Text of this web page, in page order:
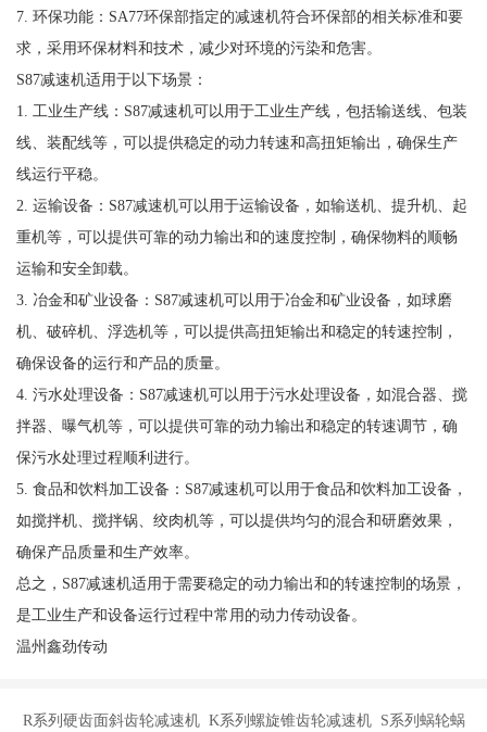
7. 环保功能：SA77环保部指定的减速机符合环保部的相关标准和要
求，采用环保材料和技术，减少对环境的污染和危害。
S87减速机适用于以下场景：
1. 工业生产线：S87减速机可以用于工业生产线，包括输送线、包装
线、装配线等，可以提供稳定的动力转速和高扭矩输出，确保生产
线运行平稳。
2. 运输设备：S87减速机可以用于运输设备，如输送机、提升机、起
重机等，可以提供可靠的动力输出和的速度控制，确保物料的顺畅
运输和安全卸载。
3. 冶金和矿业设备：S87减速机可以用于冶金和矿业设备，如球磨
机、破碎机、浮选机等，可以提供高扭矩输出和稳定的转速控制，
确保设备的运行和产品的质量。
4. 污水处理设备：S87减速机可以用于污水处理设备，如混合器、搅
拌器、曝气机等，可以提供可靠的动力输出和稳定的转速调节，确
保污水处理过程顺利进行。
5. 食品和饮料加工设备：S87减速机可以用于食品和饮料加工设备，
如搅拌机、搅拌锅、绞肉机等，可以提供均匀的混合和研磨效果，
确保产品质量和生产效率。
总之，S87减速机适用于需要稳定的动力输出和的转速控制的场景，
是工业生产和设备运行过程中常用的动力传动设备。
温州鑫劲传动
R系列硬齿面斜齿轮减速机 K系列螺旋锥齿轮减速机 S系列蜗轮蜗